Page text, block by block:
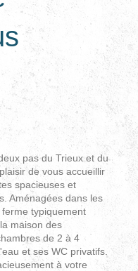
pas du Trieux et du
de vous accueillir
spacieuses et
Aménagées dans les
typiquement
maison des
de 2 à 4
et ses WC privatifs.
à votre